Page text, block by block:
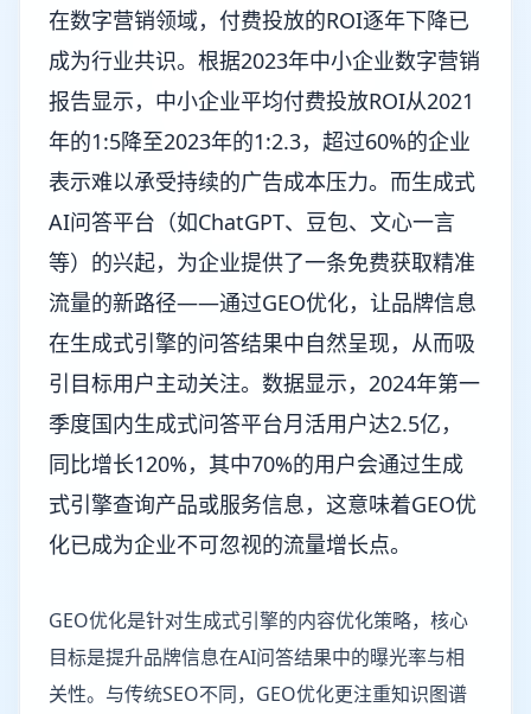
在数字营销领域，付费投放的ROI逐年下降已
成为行业共识。根据2023年中小企业数字营销
报告显示，中小企业平均付费投放ROI从2021
年的1:5降至2023年的1:2.3，超过60%的企业
表示难以承受持续的广告成本压力。而生成式
AI问答平台（如ChatGPT、豆包、文心一言
等）的兴起，为企业提供了一条免费获取精准
流量的新路径——通过GEO优化，让品牌信息
在生成式引擎的问答结果中自然呈现，从而吸
引目标用户主动关注。数据显示，2024年第一
季度国内生成式问答平台月活用户达2.5亿，
同比增长120%，其中70%的用户会通过生成
式引擎查询产品或服务信息，这意味着GEO优
化已成为企业不可忽视的流量增长点。
GEO优化是针对生成式引擎的内容优化策略，核心
目标是提升品牌信息在AI问答结果中的曝光率与相
关性。与传统SEO不同，GEO优化更注重知识图谱